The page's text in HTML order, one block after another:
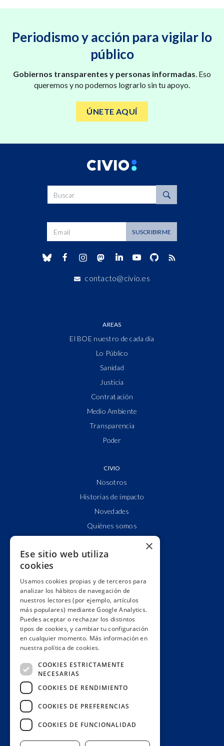
Periodismo y acción para vigilar lo
público
Gobiernos transparentes y personas informadas. Eso
queremos y no podemos lograrlo sin tu apoyo.
ÚNETE AQUÍ
SUSCRIBIRME
contacto@civio.es
AREAS
El BOE nuestro de cada día
Lo Público
Sanidad
Justicia
Contratación
Medio Ambiente
Transparencia
Poder
CIVIO
Nosotros
Historias de impacto
Novedades
Quiénes somos
Alianzas y redes
Impacto
Premios
Formación
Código ético
Re-publica
Muro de donantes
Únete aquí
×
Ese sitio web utiliza
cookies
Usamos cookies propias y de terceros para
analizar los hábitos de navegación de
nuestros lectores (por ejemplo, artículos
más populares) mediante Google Analytics.
Puedes aceptar o rechazar los distintos
tipos de cookies, y cambiar tu configuración
en cualquier momento. Más información en
nuestra política de cookies.
COOKIES ESTRICTAMENTE
NECESARIAS
COOKIES DE RENDIMIENTO
COOKIES DE PREFERENCIAS
COOKIES DE FUNCIONALIDAD